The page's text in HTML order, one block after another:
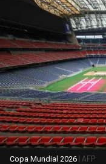
Copa Mundial 2026 | AFP